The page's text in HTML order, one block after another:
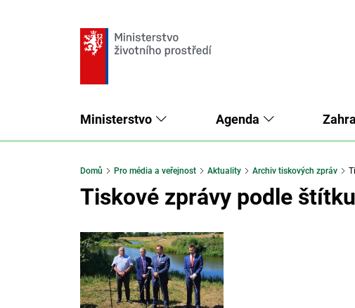
Ministerstvo Agenda
Domů Pro média a veřejnost Aktuality Archiv tiskových zpráv
Tiskové zprávy podle